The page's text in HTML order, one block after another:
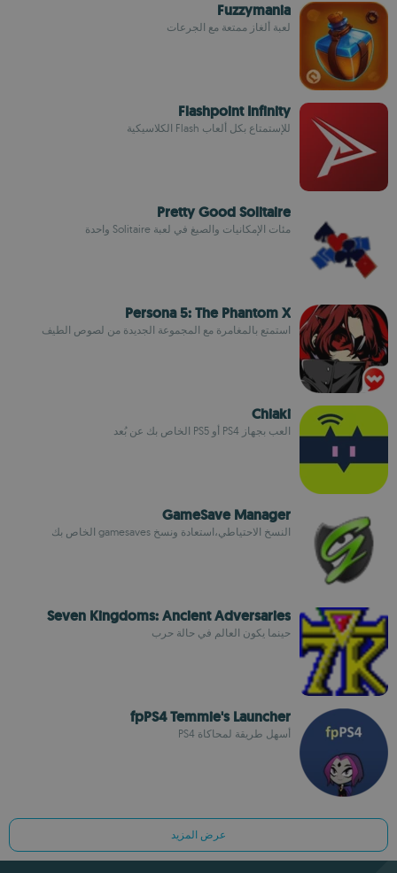
Fuzzymania
لعبة ألغاز ممتعة مع الجرعات
Flashpoint Infinity
للإستمتاع بكل ألعاب Flash الكلاسيكية
Pretty Good Solitaire
مئات الإمكانيات والصيغ في لعبة Solitaire واحدة
Persona 5: The Phantom X
استمتع بالمغامرة مع المجموعة الجديدة من لصوص الطيف
Chiaki
العب بجهاز PS4 أو PS5 الخاص بك عن بُعد
GameSave Manager
النسخ الاحتياطي،استعادة ونسخ gamesaves الخاص بك
Seven Kingdoms: Ancient Adversaries
حينما يكون العالم في حالة حرب
fpPS4 Temmie's Launcher
أسهل طريقة لمحاكاة PS4
عرض المزيد